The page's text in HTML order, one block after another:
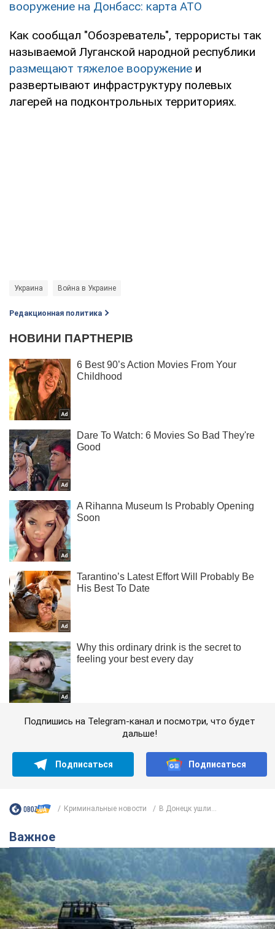
вооружение на Донбасс: карта АТО
Как сообщал "Обозреватель", террористы так
называемой Луганской народной республики
размещают тяжелое вооружение и
развертывают инфраструктуру полевых
лагерей на подконтрольных территориях.
Украина Война в Украине
Редакционная политика
Подпишись на Telegram-канал и посмотри, что будет
дальше!
Подписаться Подписаться
Криминальные новости В Донецк ушли...
Важное